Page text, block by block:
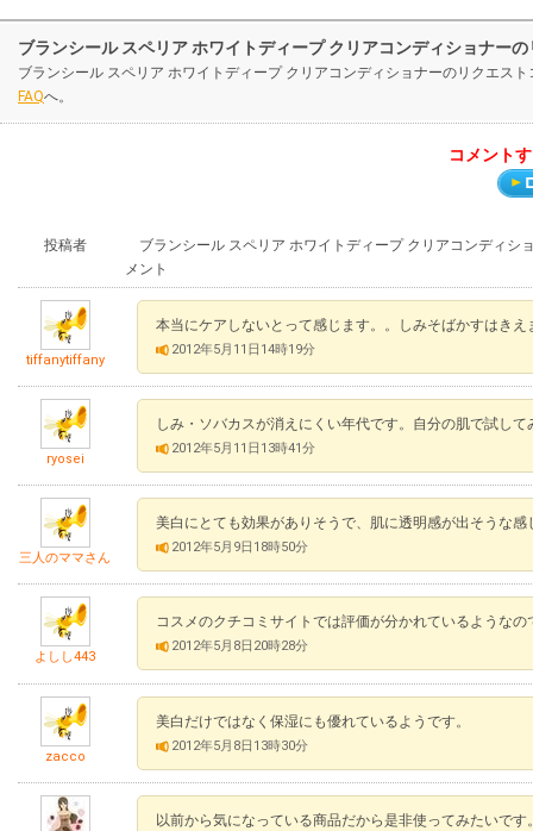
ブランシール スペリア ホワイトディープ クリアコンディショナー
ブランシール スペリア ホワイトディープ クリアコンディショナーのリクエス
FAQへ。
コメント
投稿者
ブランシール スペリア ホワイトディープ クリアコンディシ
メント
tiffanytiffany
本当にケアしないとって感じます。。しみそばかすはき
2012年5月11日14時19分
ryosei
しみ・ソバカスが消えにくい年代です。自分の肌で試して
2012年5月11日13時41分
三人のママさん
美白にとても効果がありそうで、肌に透明感が出そうな感
2012年5月9日18時50分
よしし443
コスメのクチコミサイトでは評価が分かれているような
2012年5月8日20時28分
zacco
美白だけではなく保湿にも優れているようです。
2012年5月8日13時30分
以前から気になっている商品だから是非使ってみたいです